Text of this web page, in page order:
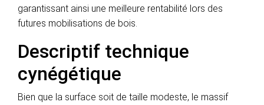
garantissant ainsi une meilleure rentabilité lors des
futures mobilisations de bois.
Descriptif technique
cynégétique
Bien que la surface soit de taille modeste, le massif